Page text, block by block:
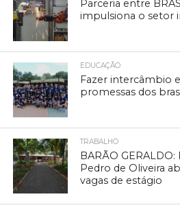
Parceria entre
impulsiona o setor
EDUCAÇÃO
Fazer intercâmbio
promessas dos
TRABALHO
BARÃO GERALDO:
Pedro de Oliveira
vagas de estágio